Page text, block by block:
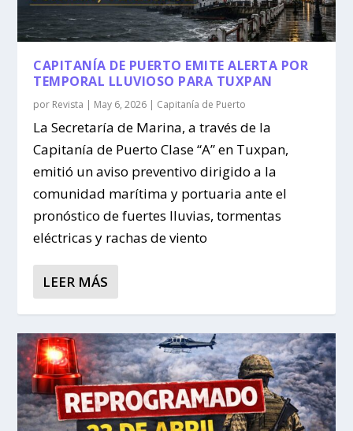
CAPITANÍA DE PUERTO EMITE ALERTA POR
TEMPORAL LLUVIOSO PARA TUXPAN
por Revista | May 6, 2026 | Capitanía de Puerto
La Secretaría de Marina, a través de la
Capitanía de Puerto Clase “A” en Tuxpan,
emitió un aviso preventivo dirigido a la
comunidad marítima y portuaria ante el
pronóstico de fuertes lluvias, tormentas
eléctricas y rachas de viento
LEER MÁS